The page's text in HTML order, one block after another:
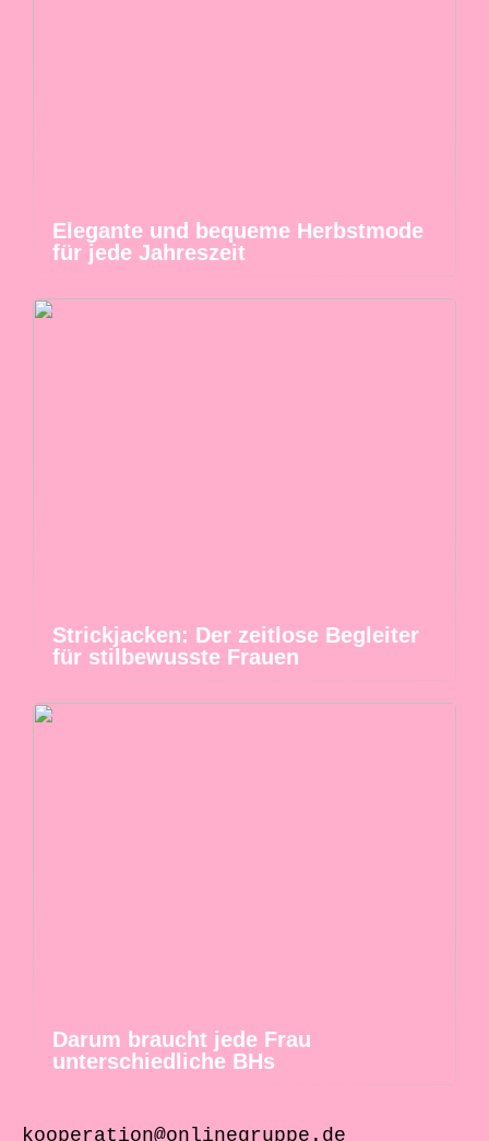
Elegante und bequeme Herbstmode
für jede Jahreszeit
Strickjacken: Der zeitlose Begleiter
für stilbewusste Frauen
Darum braucht jede Frau
unterschiedliche BHs
kooperation@onlinegruppe.de